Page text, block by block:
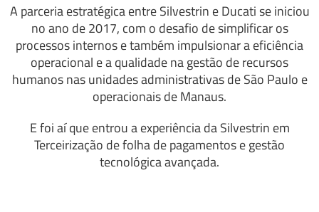
A parceria estratégica entre Silvestrin e Ducati se iniciou
no ano de 2017, com o desafio de simplificar os
processos internos e também impulsionar a eficiência
operacional e a qualidade na gestão de recursos
humanos nas unidades administrativas de São Paulo e
operacionais de Manaus.
E foi aí que entrou a experiência da Silvestrin em
Terceirização de folha de pagamentos e gestão
tecnológica avançada.